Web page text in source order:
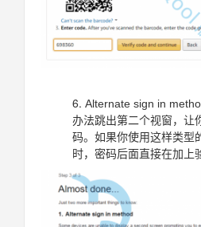
Alternate sign in
办法跳出第二个视窗，让
码。如果你使用这样类型
时，密码后面直接在加上